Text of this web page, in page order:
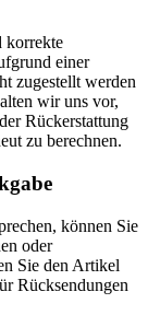
korrekte
einer
zugestellt werden
wir uns vor,
Rückerstattung
zu berechnen.
können Sie
oder
Sie den Artikel
Rücksendungen